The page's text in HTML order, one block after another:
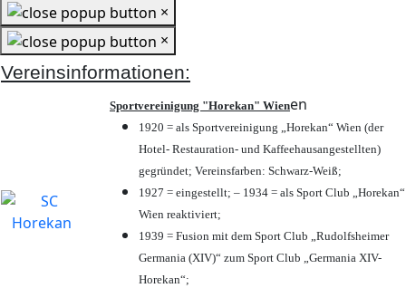
×
×
Vereinsinformationen:
Sportvereinigung "Horekan" Wienen
1920 = als Sportvereinigung „Horekan“ Wien (der
Hotel- Restauration- und Kaffeehausangestellten)
gegründet; Vereinsfarben: Schwarz-Weiß;
1927 = eingestellt; – 1934 = als Sport Club „Horekan“
Wien reaktiviert;
1939 = Fusion mit dem Sport Club „Rudolfsheimer
Germania (XIV)“ zum Sport Club „Germania XIV-
Horekan“;